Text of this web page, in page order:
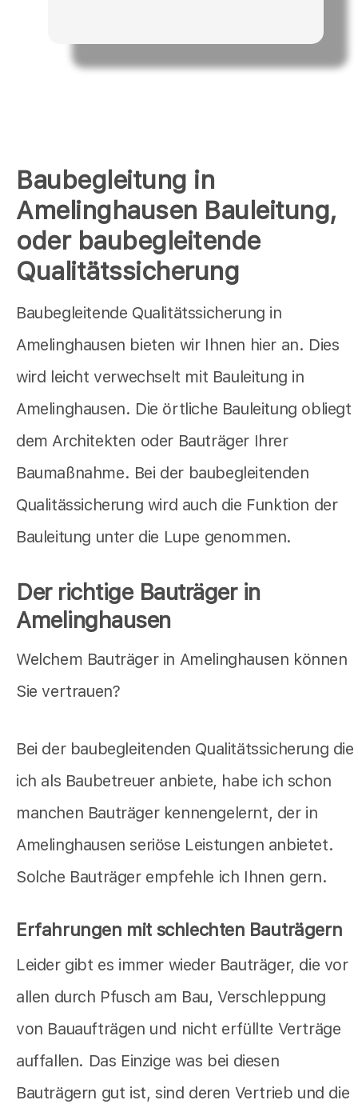
Baubegleitung in
Amelinghausen Bauleitung,
oder baubegleitende
Qualitätssicherung
Baubegleitende Qualitätssicherung in
Amelinghausen bieten wir Ihnen hier an. Dies
wird leicht verwechselt mit Bauleitung in
Amelinghausen. Die örtliche Bauleitung obliegt
dem Architekten oder Bauträger Ihrer
Baumaßnahme. Bei der baubegleitenden
Qualitässicherung wird auch die Funktion der
Bauleitung unter die Lupe genommen.
Der richtige Bauträger in
Amelinghausen
Welchem Bauträger in Amelinghausen können
Sie vertrauen?
Bei der baubegleitenden Qualitätssicherung die
ich als Baubetreuer anbiete, habe ich schon
manchen Bauträger kennengelernt, der in
Amelinghausen seriöse Leistungen anbietet.
Solche Bauträger empfehle ich Ihnen gern.
Erfahrungen mit schlechten Bauträgern
Leider gibt es immer wieder Bauträger, die vor
allen durch Pfusch am Bau, Verschleppung
von Bauaufträgen und nicht erfüllte Verträge
auffallen. Das Einzige was bei diesen
Bauträgern gut ist, sind deren Vertrieb und die